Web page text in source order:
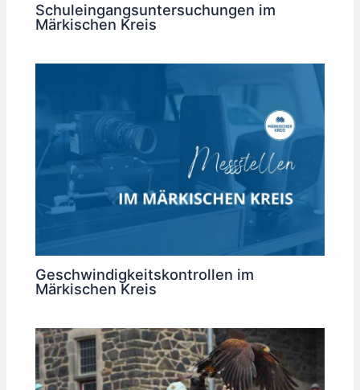
Schuleingangsuntersuchungen im
Märkischen Kreis
Geschwindigkeitskontrollen im
Märkischen Kreis